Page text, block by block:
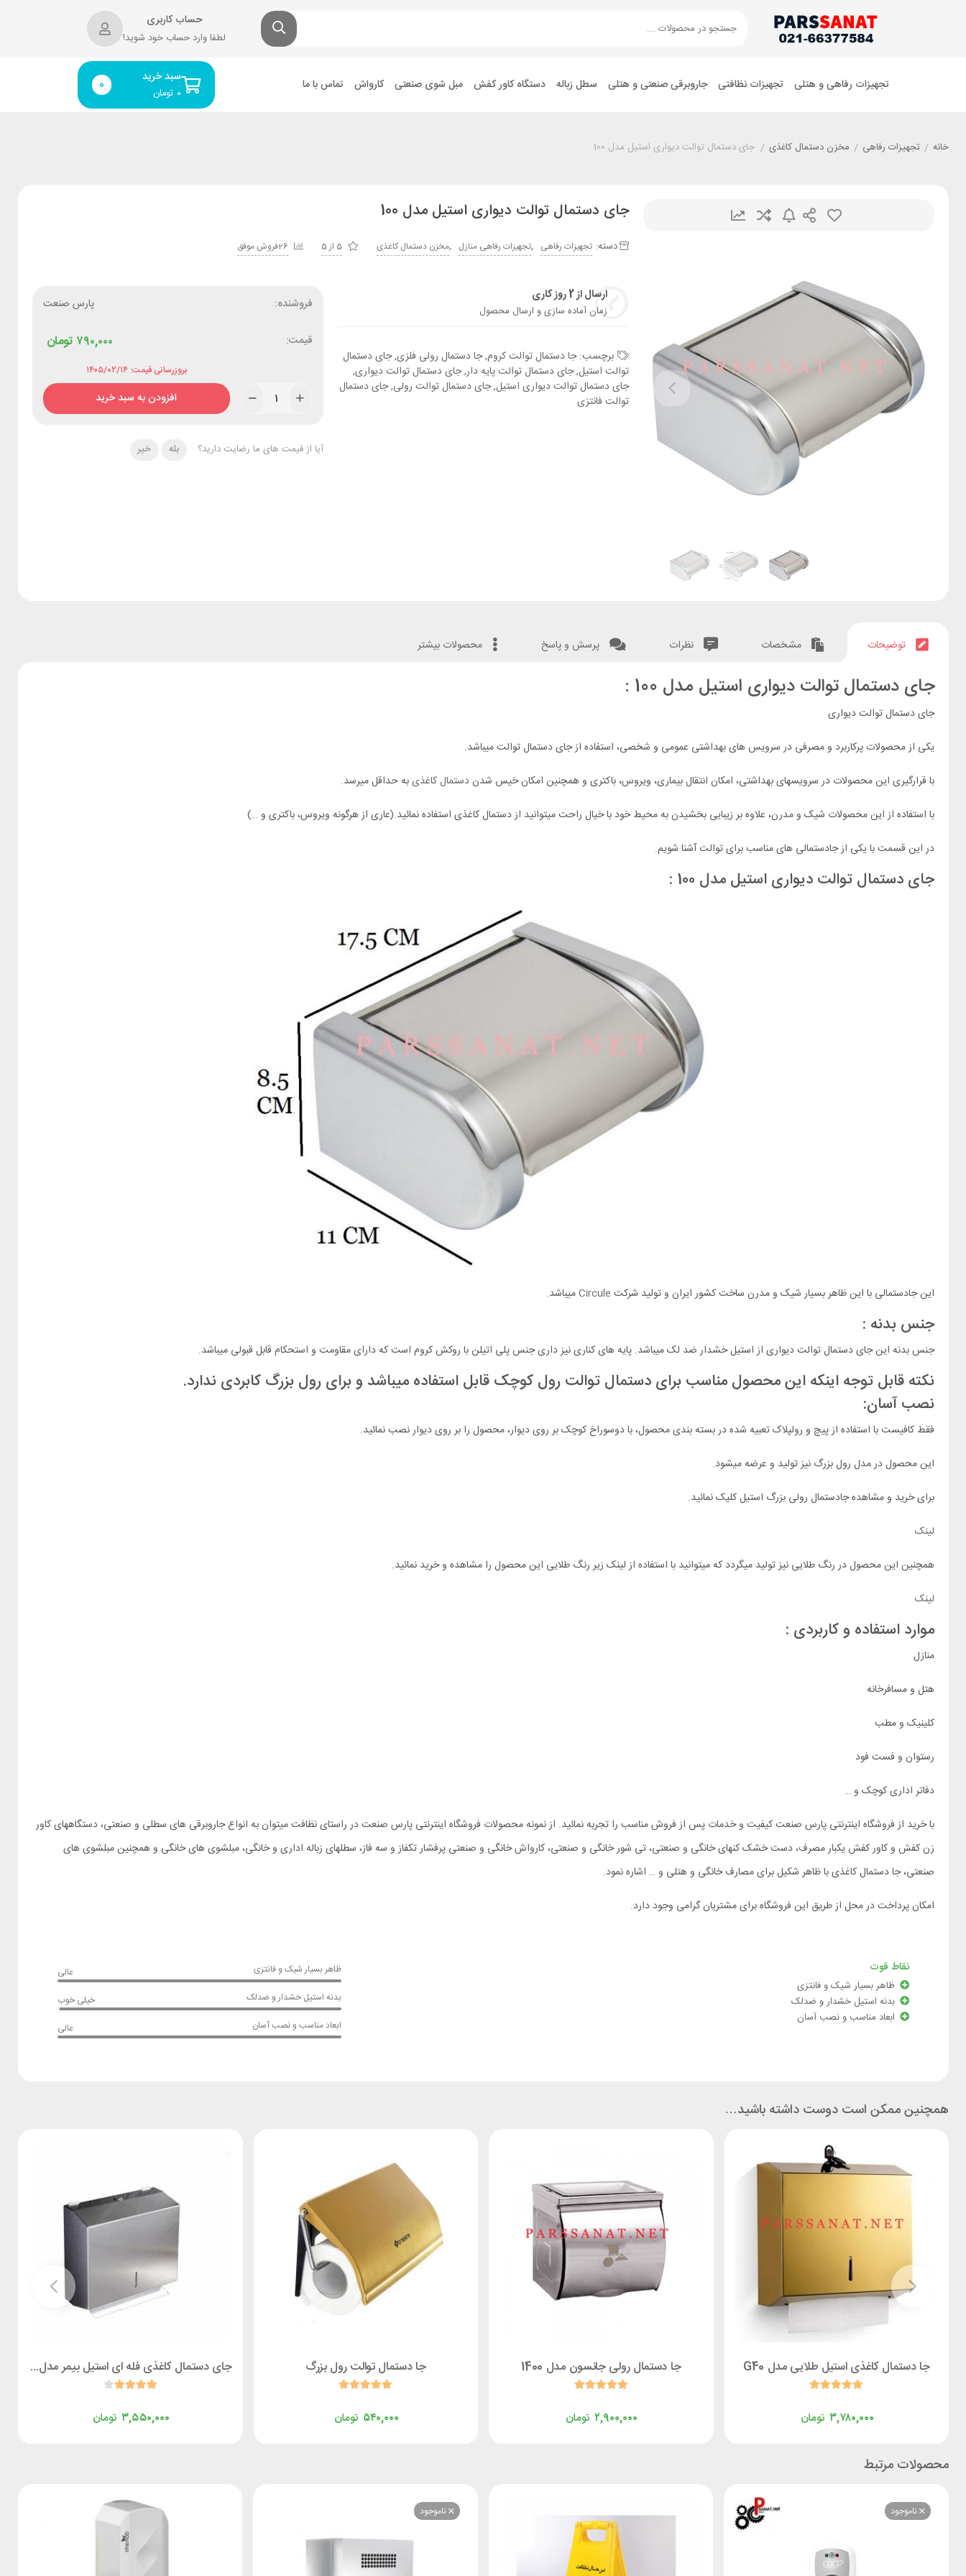
حساب کاربری
لطفا وارد حساب خود شوید!
تجهیزات رفاهی و هتلی تجهیزات نظافتی جاروبرقی صنعتی و هتلی سطل زباله دستگاه کاور کفش مبل شوی صنعتی کارواش تماس با ما سبد خرید
تومان ۰ 0
خانه / تجهیزات رفاهی / مخزن دستمال کاغذی / جای دستمال توالت دیواری استیل مدل 100
جای دستمال توالت دیواری استیل مدل 100
دسته: تجهیزات رفاهی ,تجهیزات رفاهی منازل ,مخزن دستمال کاغذی 5 از 5 26فروش موفق
ارسال از 2 روز کاری
زمان آماده سازی و ارسال محصول
برچسب:جا دستمال توالت کروم,جا دستمال رولی فلزی,جای دستمال
توالت استیل,جای دستمال توالت پایه دار,جای دستمال توالت دیواری,
جای دستمال توالت دیواری استیل,جای دستمال توالت رولی,جای دستمال
توالت فانتزی
فروشنده: پارس صنعت
قیمت: تومان ۷۹۰,۰۰۰
بروزرسانی قیمت: ۱۴۰۵/۰۲/۱۴
افزودن به سبد خرید
آیا از قیمت های ما رضایت دارید؟ بله خیر
توضیحات مشخصات نظرات پرسش و پاسخ محصولات بیشتر
جای دستمال توالت دیواری استیل مدل 100 :
جای دستمال توالت دیواری
یکی از محصولات پرکاربرد و مصرفی در سرویس های بهداشتی عمومی و شخصی، استفاده از جای دستمال توالت میباشد.
با قرارگیری این محصولات در سرویسهای بهداشتی، امکان انتقال بیماری، ویروس، باکتری و همچنین امکان خیس شدندستمال کاغذیبه حداقل میرسد.
با استفاده از این محصولات شیک و مدرن، علاوه بر زیبایی بخشیدن به محیط خود با خیال راحت میتوانید از دستمال کاغذی استفاده نمائید.(عاری از هرگونه ویروس، باکتری و …)
در این قسمت با یکی از جادستمالی های مناسب برای توالت آشنا شویم.
جای دستمال توالت دیواری استیل مدل 100 :
این جادستمالی با این ظاهر بسیار شیک و مدرن ساخت کشور ایران و تولید شرکت Circuleمیباشد.
جنس بدنه :
جنس بدنه این جای دستمال توالت دیواری از استیل خشدار ضد لک میباشد. پایه های کناری نیز داری جنس پلی اتیلن با روکش کروم است که دارای مقاومت و استحکام قابل قبولی میباشد.
نکته قابل توجه اینکه این محصول مناسب برای دستمال توالت رول کوچک قابل استفاده میباشد و برای رول بزرگ کابردی ندارد.
نصب آسان:
فقط کافیست با استفاده از پیچ و رولپلاک تعبیه شده در بسته بندی محصول، با دوسوراخ کوچک بر روی دیوار، محصول را بر روی دیوار نصب نمائید.
این محصول در مدل رول بزرگ نیز تولید و عرضه میشود.
برای خرید و مشاهده جادستمال رولی بزرگ استیل کلیک نمائید.
لینک
همچنین این محصول در رنگ طلایی نیز تولید میگردد که میتوانید با استفاده از لینک زیر رنگ طلایی این محصول را مشاهده و خرید نمائید.
لینک
موارد استفاده و کاربردی :
منازل
هتل و مسافرخانه
کلینیک و مطب
رستوان و فست فود
دفاتر اداری کوچک و …
با خرید از فروشگاه اینترنتی پارس صنعت کیفیت و خدمات پس از فروش مناسب را تجربه نمائید. از نمونه محصولات فروشگاه اینترنتی پارس صنعت در راستای نظافت میتوان به انواع جاروبرقی های سطلی و صنعتی، دستگاههای کاور
زن کفش و کاور کفش یکبار مصرف، دست خشک کنهای خانگی و صنعتی، تی شور خانگی و صنعتی، کارواش خانگی و صنعتی پرفشار تکفاز و سه فاز، سطلهای زباله اداری و خانگی، مبلشوی های خانگی و همچنین مبلشوی های
صنعتی، جا دستمال کاغذی با ظاهر شکیل برای مصارف خانگی و هتلی و … اشاره نمود.
امکان پرداخت در محل از طریق این فروشگاه برای مشتریان گرامی وجود دارد.
نقاط قوت
ظاهر بسیار شیک و فانتزی
بدنه استیل خشدار و ضدلک
ابعاد مناسب و نصب آسان
ظاهر بسیار شیک و فانتزی
عالی
بدنه استیل خشدار و ضدلک
خیلی خوب
ابعاد مناسب و نصب آسان
عالی
همچنین ممکن است دوست داشته باشید…
جا دستمال کاغذی استیل طلایی مدل G40
تومان ۳,۷۸۰,۰۰۰
جا دستمال رولی جانسون مدل 1400
تومان ۲,۹۰۰,۰۰۰
جا دستمال توالت رول بزرگ
تومان ۵۴۰,۰۰۰
جای دستمال کاغذی فله ای استیل بیمر مدل Box 01
تومان ۳,۵۵۰,۰۰۰
محصولات مرتبط
ناموجود ناموجود